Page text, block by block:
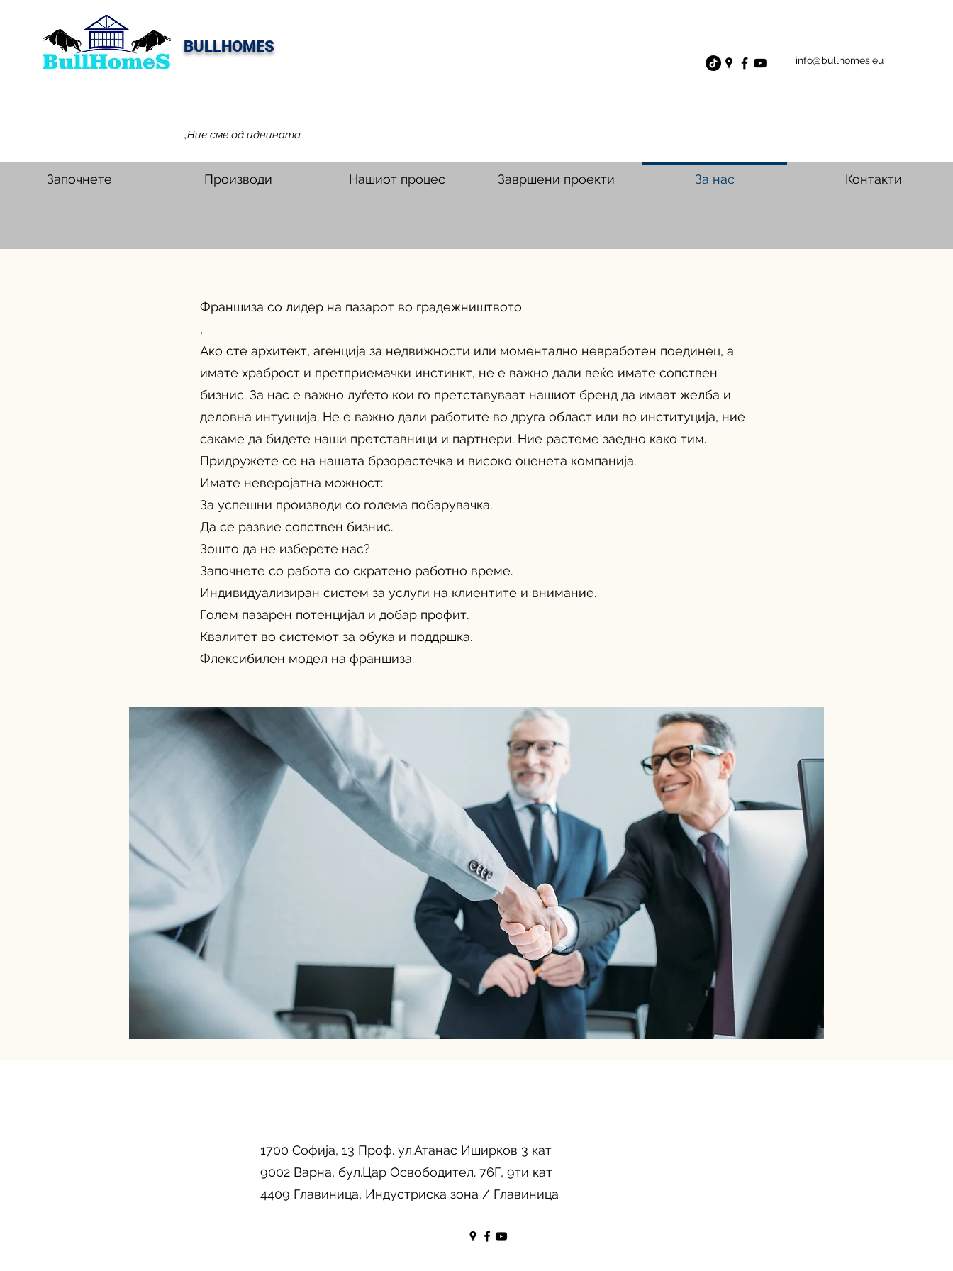
BULLHOMES
„Ние сме од иднината.
info@bullhomes.eu
Започнете Производи Нашиот процес Завршени проекти За нас Контакти
Франшиза со лидер на пазарот во градежништвото
,
Ако сте архитект, агенција за недвижности или моментално невработен поединец, а
имате храброст и претприемачки инстинкт, не е важно дали веќе имате сопствен
бизнис. За нас е важно луѓето кои го претставуваат нашиот бренд да имаат желба и
деловна интуиција. Не е важно дали работите во друга област или во институција, ние
сакаме да бидете наши претставници и партнери. Ние растеме заедно како тим.
Придружете се на нашата брзорастечка и високо оценета компанија.
Имате неверојатна можност:
За успешни производи со голема побарувачка.
Да се ​​развие сопствен бизнис.
Зошто да не изберете нас?
Започнете со работа со скратено работно време.
Индивидуализиран систем за услуги на клиентите и внимание.
Голем пазарен потенцијал и добар профит.
Квалитет во системот за обука и поддршка.
Флексибилен модел на франшиза.
1700 Софија, 13 Проф. ул.Атанас Иширков 3 кат
9002 Варна, бул.Цар Освободител. 76Г, 9ти кат
4409 Главиница, Индустриска зона / Главиница